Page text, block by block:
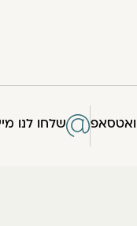
שלחו לנו